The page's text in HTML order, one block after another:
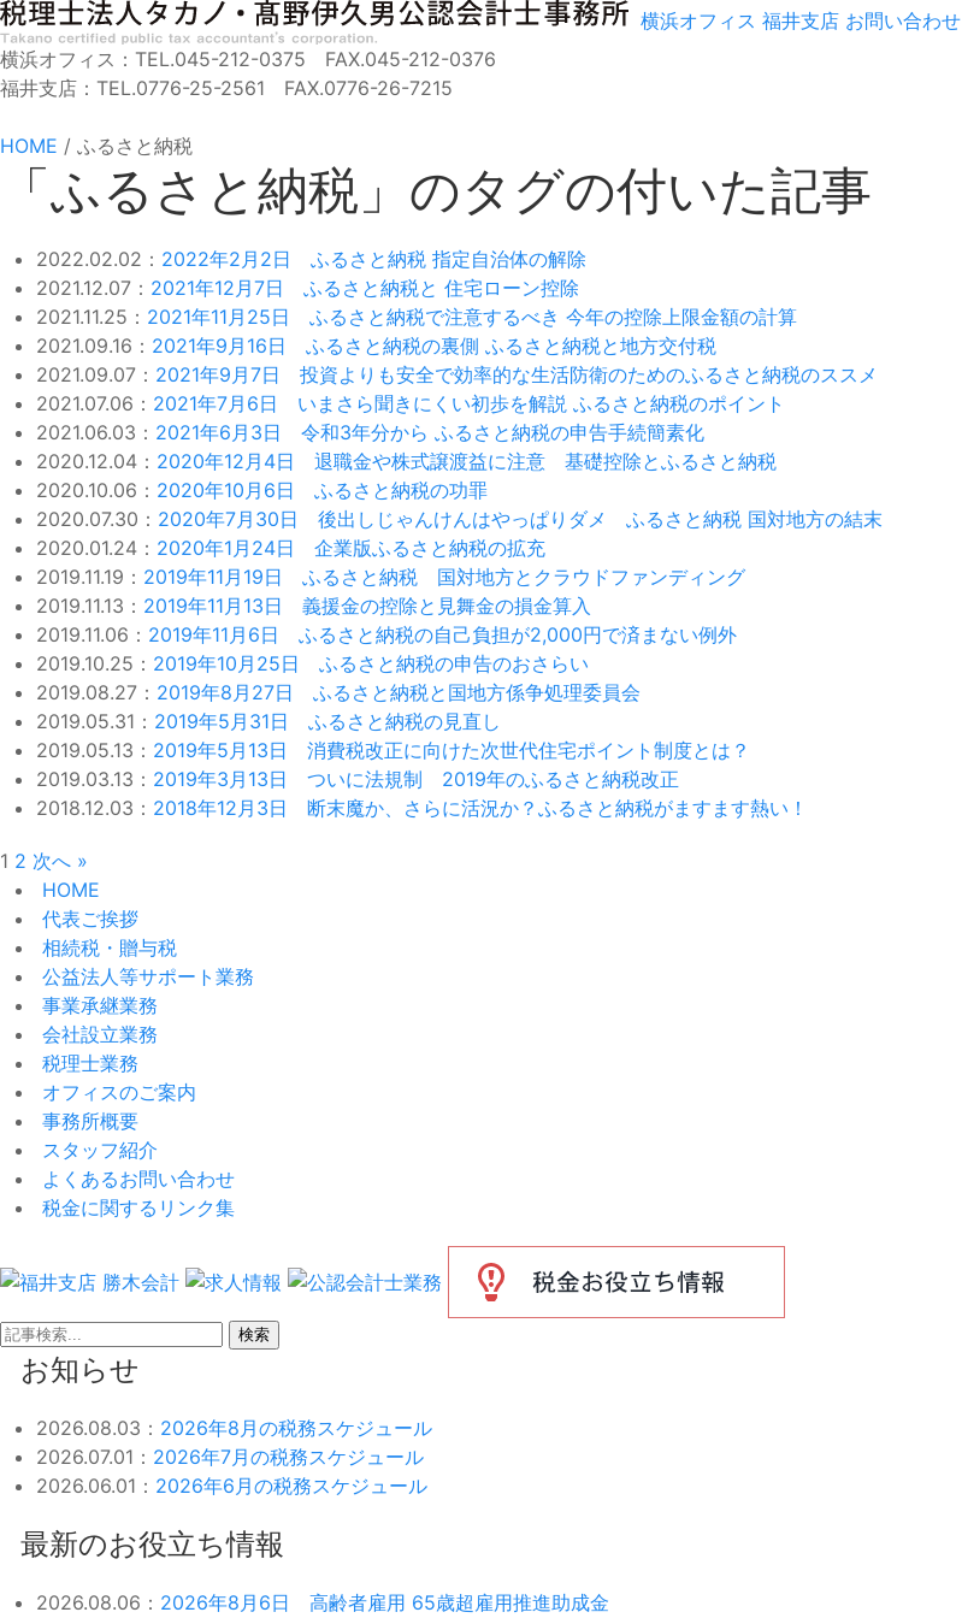
横浜オフィス 福井支店 お問い合わせ
横浜オフィス：TEL.045-212-0375 FAX.045-212-0376
福井支店：TEL.0776-25-2561 FAX.0776-26-7215
HOME / ふるさと納税
「ふるさと納税」のタグの付いた記事
2022.02.02： 2022年2月2日 ふるさと納税 指定自治体の解除
2021.12.07： 2021年12月7日 ふるさと納税と 住宅ローン控除
2021.11.25： 2021年11月25日 ふるさと納税で注意するべき 今年の控除上限金額の計算
2021.09.16： 2021年9月16日 ふるさと納税の裏側 ふるさと納税と地方交付税
2021.09.07： 2021年9月7日 投資よりも安全で効率的な生活防衛のためのふるさと納税のススメ
2021.07.06： 2021年7月6日 いまさら聞きにくい初歩を解説 ふるさと納税のポイント
2021.06.03： 2021年6月3日 令和3年分から ふるさと納税の申告手続簡素化
2020.12.04： 2020年12月4日 退職金や株式譲渡益に注意 基礎控除とふるさと納税
2020.10.06： 2020年10月6日 ふるさと納税の功罪
2020.07.30： 2020年7月30日 後出しじゃんけんはやっぱりダメ ふるさと納税 国対地方の結末
2020.01.24： 2020年1月24日 企業版ふるさと納税の拡充
2019.11.19： 2019年11月19日 ふるさと納税 国対地方とクラウドファンディング
2019.11.13： 2019年11月13日 義援金の控除と見舞金の損金算入
2019.11.06： 2019年11月6日 ふるさと納税の自己負担が2,000円で済まない例外
2019.10.25： 2019年10月25日 ふるさと納税の申告のおさらい
2019.08.27： 2019年8月27日 ふるさと納税と国地方係争処理委員会
2019.05.31： 2019年5月31日 ふるさと納税の見直し
2019.05.13： 2019年5月13日 消費税改正に向けた次世代住宅ポイント制度とは？
2019.03.13： 2019年3月13日 ついに法規制 2019年のふるさと納税改正
2018.12.03： 2018年12月3日 断末魔か、さらに活況か？ふるさと納税がますます熱い！
1 2 次へ »
HOME
代表ご挨拶
相続税・贈与税
公益法人等サポート業務
事業承継業務
会社設立業務
税理士業務
オフィスのご案内
事務所概要
スタッフ紹介
よくあるお問い合わせ
税金に関するリンク集
検索
お知らせ
2026.08.03： 2026年8月の税務スケジュール
2026.07.01： 2026年7月の税務スケジュール
2026.06.01： 2026年6月の税務スケジュール
最新のお役立ち情報
2026.08.06： 2026年8月6日 高齢者雇用 65歳超雇用推進助成金